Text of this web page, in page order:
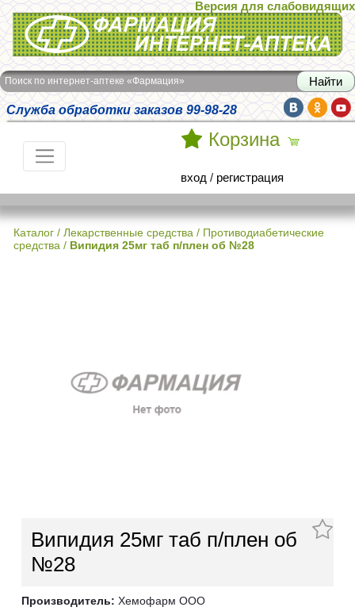
Интернет-аптека Фармация
Версия для слабовидящих
Поиск по интернет-аптеке «Фармация»
Служба обработки заказов 99-98-28
Корзина
вход / регистрация
Каталог / Лекарственные средства / Противодиабетические
средства / Випидия 25мг таб п/плен об №28
Випидия 25мг таб п/плен об
№28
Производитель: Хемофарм ООО